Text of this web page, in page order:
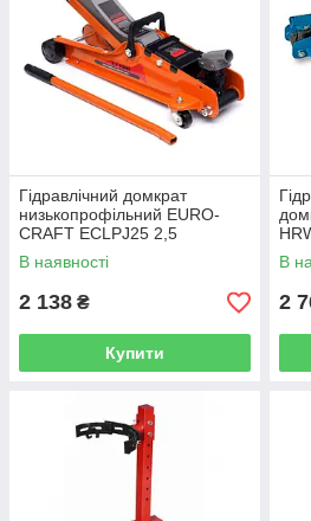
Гідравлічний домкрат
низькопрофільний EURO-
CRAFT ECLPJ25 2,5
т.,поворотна ручка 180
градусів 80-360мм
В наявності
2 138 ₴
Купити
а
В
2